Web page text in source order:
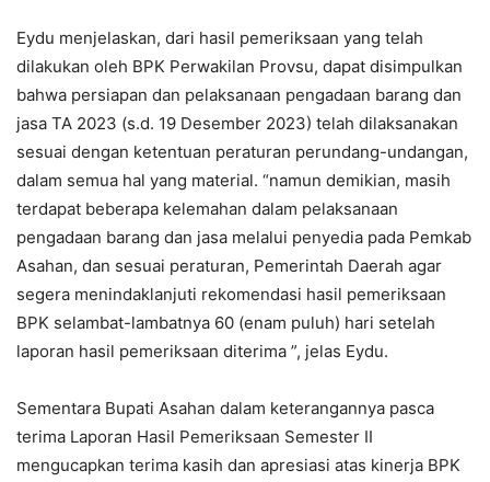
Eydu menjelaskan, dari hasil pemeriksaan yang telah
dilakukan oleh BPK Perwakilan Provsu, dapat disimpulkan
bahwa persiapan dan pelaksanaan pengadaan barang dan
jasa TA 2023 (s.d. 19 Desember 2023) telah dilaksanakan
sesuai dengan ketentuan peraturan perundang-undangan,
dalam semua hal yang material. “namun demikian, masih
terdapat beberapa kelemahan dalam pelaksanaan
pengadaan barang dan jasa melalui penyedia pada Pemkab
Asahan, dan sesuai peraturan, Pemerintah Daerah agar
segera menindaklanjuti rekomendasi hasil pemeriksaan
BPK selambat-lambatnya 60 (enam puluh) hari setelah
laporan hasil pemeriksaan diterima ”, jelas Eydu.
Sementara Bupati Asahan dalam keterangannya pasca
terima Laporan Hasil Pemeriksaan Semester II
mengucapkan terima kasih dan apresiasi atas kinerja BPK